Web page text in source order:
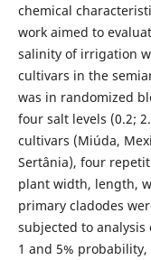
chemical
work aimed to
salinity of irrigation
cultivars in the
was in randomized
four salt levels (0.2;
cultivars (Miúda,
Sertânia), four
plant width, length,
primary cladodes
subjected to analysis
1 and 5%